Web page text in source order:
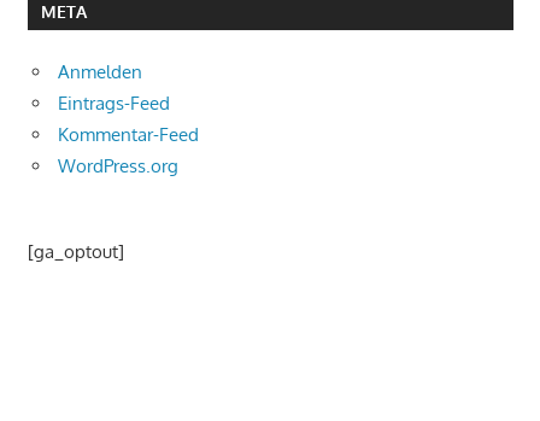
META
Anmelden
Eintrags-Feed
Kommentar-Feed
WordPress.org
[ga_optout]